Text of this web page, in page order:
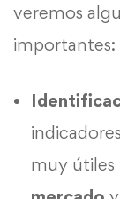
veremos
importantes:
muy útiles